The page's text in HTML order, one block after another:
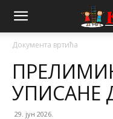
Документа вртића
УПИСАНЕ
29. јун 2026.